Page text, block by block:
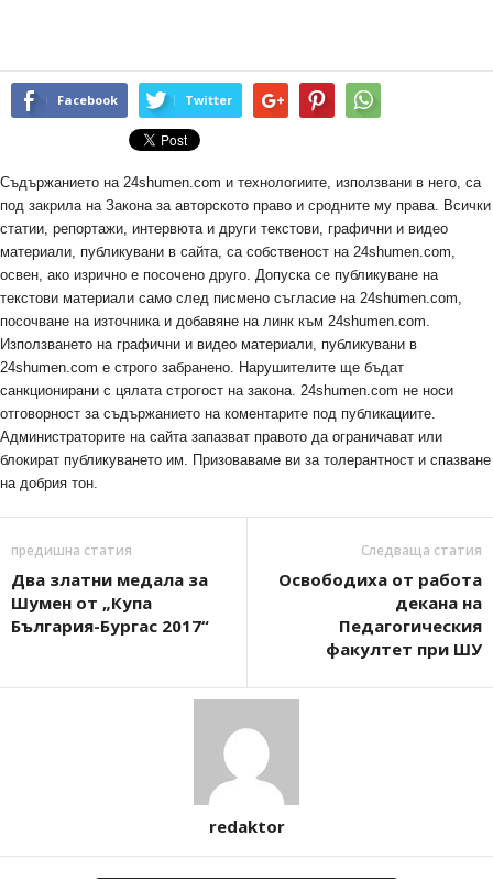
Facebook Twitter
Съдържанието на 24shumen.com и технологиите, използвани в него, са
под закрила на Закона за авторското право и сродните му права. Всички
статии, репортажи, интервюта и други текстови, графични и видео
материали, публикувани в сайта, са собственост на 24shumen.com,
освен, ако изрично е посочено друго. Допуска се публикуване на
текстови материали само след писмено съгласие на 24shumen.com,
посочване на източника и добавяне на линк към 24shumen.com.
Използването на графични и видео материали, публикувани в
24shumen.com е строго забранено. Нарушителите ще бъдат
санкционирани с цялата строгост на закона. 24shumen.com не носи
отговорност за съдържанието на коментарите под публикациите.
Администраторите на сайта запазват правото да ограничават или
блокират публикуването им. Призоваваме ви за толерантност и спазване
на добрия тон.
предишна статия
Два златни медала за
Шумен от „Купа
България-Бургас 2017“
Следваща статия
Освободиха от работа
декана на
Педагогическия
факултет при ШУ
redaktor